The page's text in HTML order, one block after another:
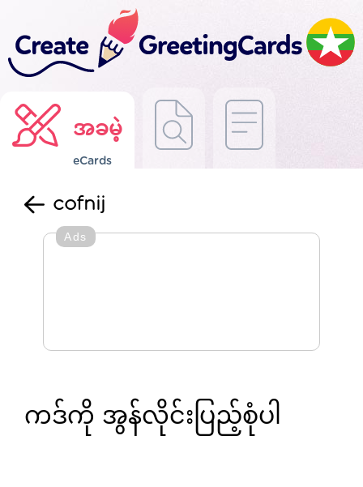
အခမဲ့
eCards
cofnij
Ads
ကဒ်ကို အွန်လိုင်းပြည့်စုံပါ